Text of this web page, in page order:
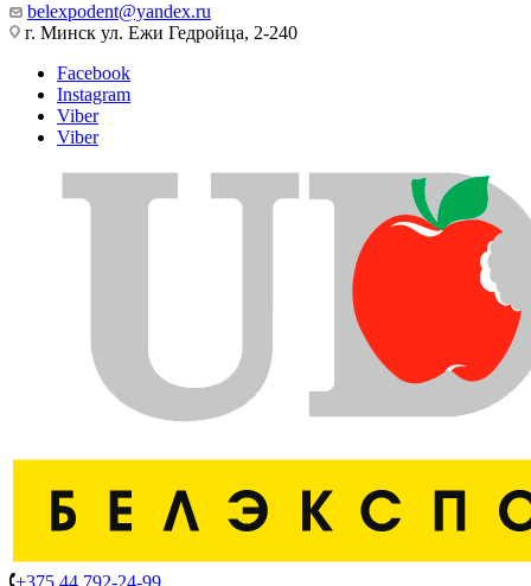
belexpodent@yandex.ru
г. Минск ул. Ежи Гедройца, 2-240
Facebook
Instagram
Viber
Viber
+375 44 792-24-99